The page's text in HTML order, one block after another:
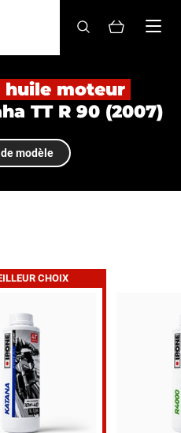
BE
huile moteur
TT R 90 (2007)
modèle
CHOIX